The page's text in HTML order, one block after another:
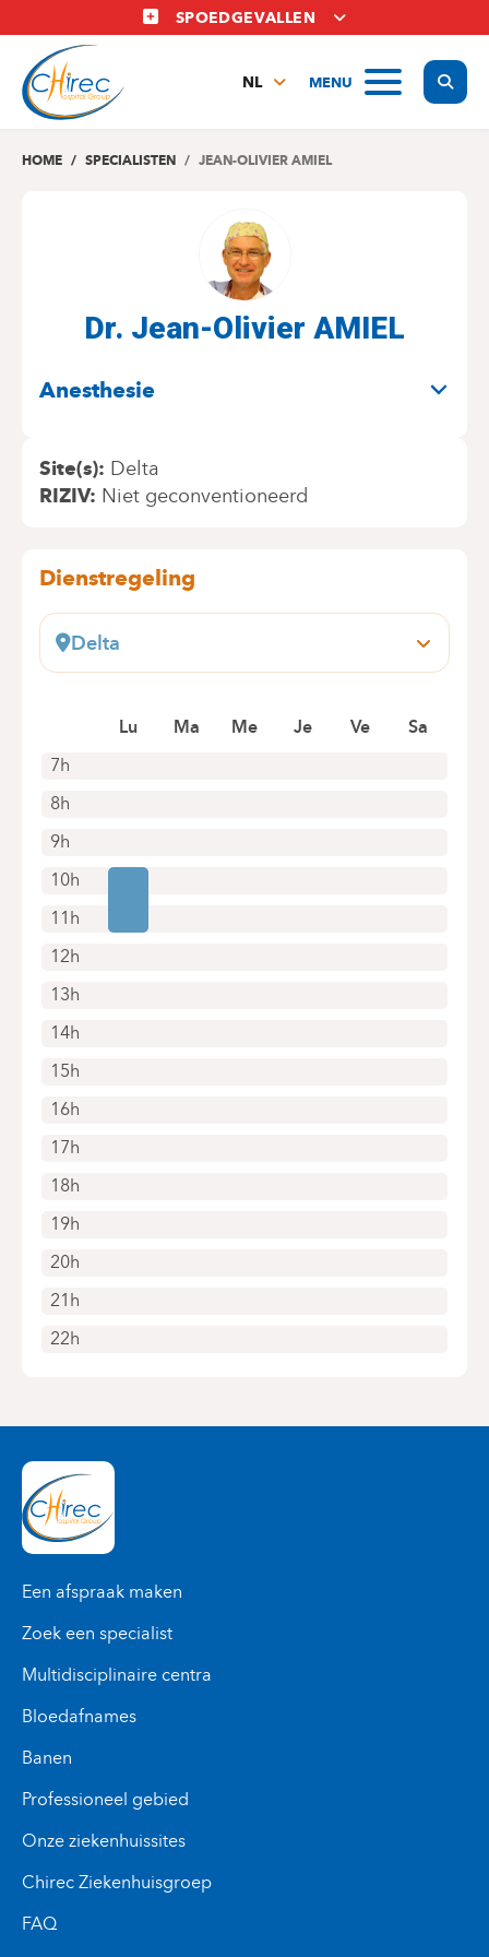
en
naar
inhoud
SPOEDGEVALLEN
MENU
NL
EN
HOME SPECIALISTEN JEAN-OLIVIER AMIEL
Dr. Jean-Olivier AMIEL
Anesthesie
Site(s) Delta
RIZIV Niet geconventioneerd
Dienstregeling
Delta
Boulevard du Triomphe, 201
+32 2 434 86 41
Alleen telefonische afspraken
7h
8h
9h
10h
11h
12h
13h
14h
15h
16h
17h
18h
19h
20h
21h
22h
Lu Ma Me Je Ve Sa
Een afspraak maken
Zoek een specialist
Multidisciplinaire centra
Bloedafnames
Banen
Professioneel gebied
Onze ziekenhuissites
Chirec Ziekenhuisgroep
FAQ